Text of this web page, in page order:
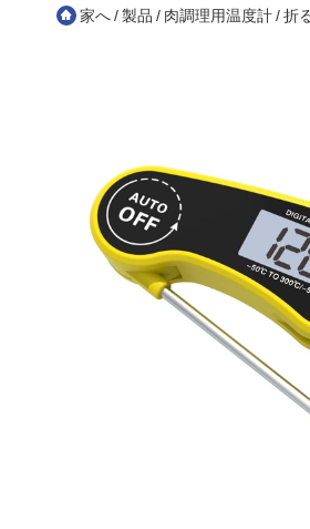
家へ/製品 / 肉調理用温度計/折